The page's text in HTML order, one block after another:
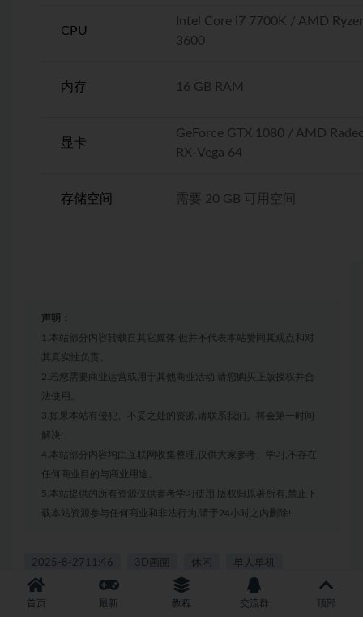
CPU
内存
显卡
存储空间
Intel Core i7 7700K / AMD
3600
16 GB RAM
GeForce GTX 1080 / AMD
RX-Vega 64
需要 20 GB 可用空间
声明：
1.本站部分内容转载自其它媒体,但并不代表本站赞同其观点和对
其真实性负责。
2.若您需要商业运营或用于其他商业活动,请您购买正版授权并合
法使用。
3.如果本站有侵犯、不妥之处的资源,请联系我们。将会第一时间
解决!
4.本站部分内容均由互联网收集整理,仅供大家参考、学习,不存在
任何商业目的与商业用途。
5.本站提供的所有资源仅供参考学习使用,版权归原著所有,禁止下
载本站资源参与任何商业和非法行为,请于24小时之内删除!
2025-8-2711:46 3D画面 休闲 单人单机
支持手柄 模拟 模拟经营SIM
首页 最新 教程 交流群 顶部